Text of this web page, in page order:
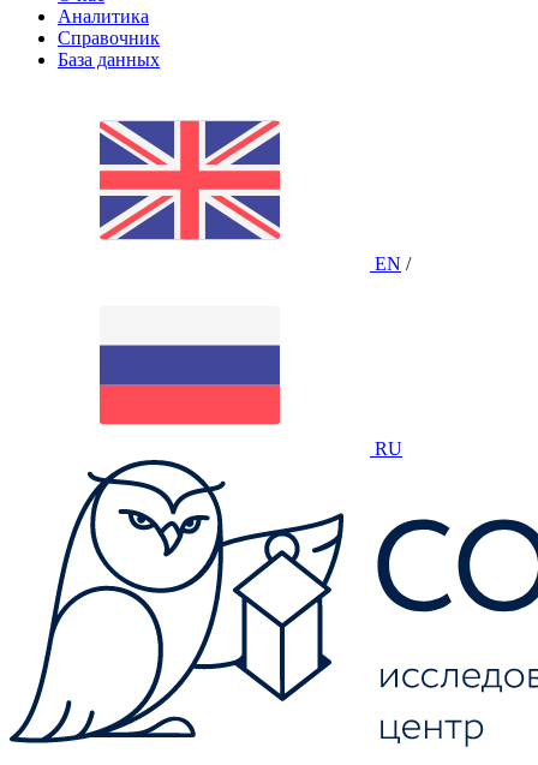
Аналитика
Справочник
База данных
EN /
RU